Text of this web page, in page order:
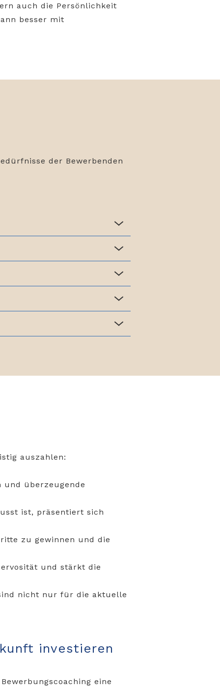
auch die Persönlichkeit
besser mit
der Bewerbenden
auszahlen:
überzeugende
ist, präsentiert sich
zu gewinnen und die
und stärkt die
nicht nur für die aktuelle
investieren
eine